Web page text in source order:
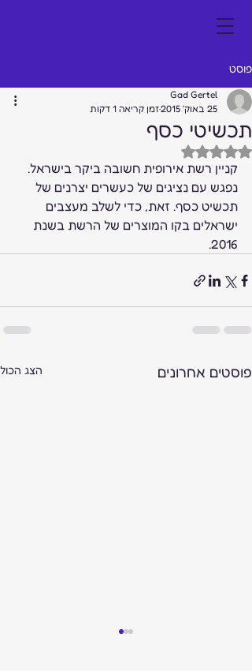
פוסט
תכשיטי כסף
Gad Gertel
25 באוק׳ 2015
זמן קריאה 1 דקות
דירוג של NaN מתוך 5 כוכבים
קניין רשת אירופית חשובה ביקר בישראל.
נפגש עם נציגים של כעשרים יצרנים של
תכשיט כסף. זאת, כדי לשלב מעצבים
ישראלים בקו המוצרים של הרשת בשנת
2016.
פוסטים אחרונים הצג הכול